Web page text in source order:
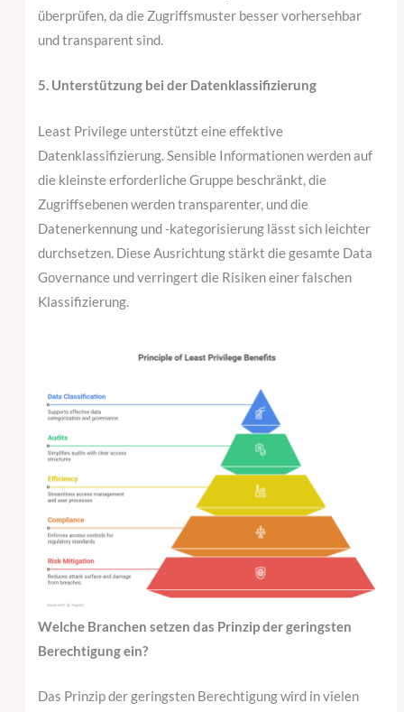
überprüfen, da die Zugriffsmuster besser vorhersehbar
und transparent sind.
5. Unterstützung bei der Datenklassifizierung
Least Privilege unterstützt eine effektive
Datenklassifizierung. Sensible Informationen werden auf
die kleinste erforderliche Gruppe beschränkt, die
Zugriffsebenen werden transparenter, und die
Datenerkennung und -kategorisierung lässt sich leichter
durchsetzen. Diese Ausrichtung stärkt die gesamte Data
Governance und verringert die Risiken einer falschen
Klassifizierung.
Welche Branchen setzen das Prinzip der geringsten
Berechtigung ein?
Das Prinzip der geringsten Berechtigung wird in vielen